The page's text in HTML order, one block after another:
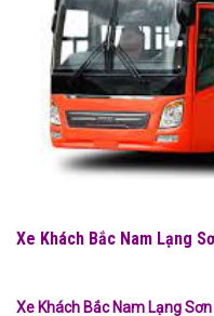
Xe Khách Bắc Nam Lạng
Xe Khách Bắc Nam Lạng